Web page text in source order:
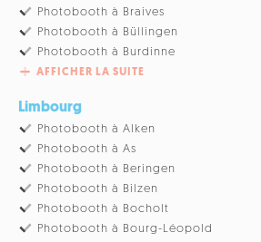
Photobooth à Braives
Photobooth à Büllingen
Photobooth à Burdinne
AFFICHER LA SUITE
Limbourg
Photobooth à Alken
Photobooth à As
Photobooth à Beringen
Photobooth à Bilzen
Photobooth à Bocholt
Photobooth à Bourg-Léopold